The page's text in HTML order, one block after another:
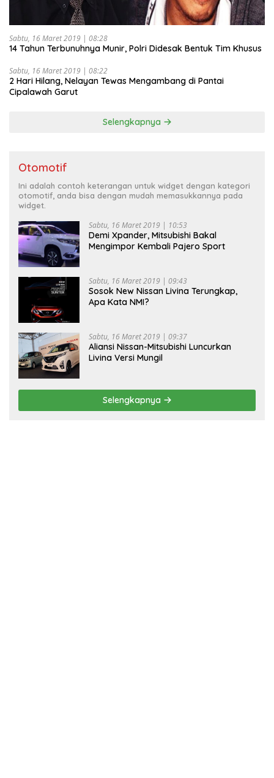
Sabtu, 16 Maret 2019 | 08:28
14 Tahun Terbunuhnya Munir, Polri Didesak Bentuk Tim Khusus
Sabtu, 16 Maret 2019 | 08:22
2 Hari Hilang, Nelayan Tewas Mengambang di Pantai
Cipalawah Garut
Selengkapnya
Otomotif
Ini adalah contoh keterangan untuk widget dengan kategori
otomotif, anda bisa dengan mudah memasukkannya pada
widget.
Sabtu, 16 Maret 2019 | 10:53
Demi Xpander, Mitsubishi Bakal
Mengimpor Kembali Pajero Sport
Sabtu, 16 Maret 2019 | 09:43
Sosok New Nissan Livina Terungkap,
Apa Kata NMI?
Sabtu, 16 Maret 2019 | 09:37
Aliansi Nissan-Mitsubishi Luncurkan
Livina Versi Mungil
Selengkapnya